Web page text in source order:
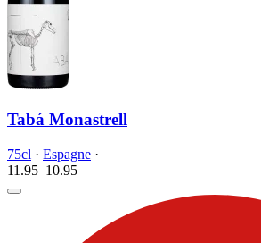
Tabá Monastrell
75cl · Espagne ·
11.95 10.95